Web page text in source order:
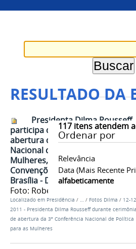
RESULTADO DA
117itens atendem
Ordenar por
Relevância
Data (mais Recente
alfabeticamente
Presidenta Dilma Rousseff
participa da Cerimônia de
abertura da 3ª Conferência
Nacional de Política para as
Mulheres, no Centro de
Convenções Ulysses Guimarães.
Brasília - DF, 12/12/2011
Foto: Roberto Stuckert Filho/PR
Localizado em Presidência / … / Fotos Dilma / 12-
2011 - Presidenta Dilma Rousseff durante cerimônia
de abertura da 3ª Conferência Nacional de Política
para as Mulheres